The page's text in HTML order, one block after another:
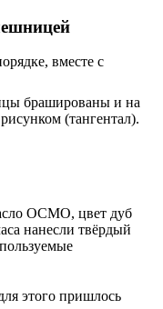
вместе с
брашированы и на
(тангентал).
ОСМО, цвет дуб
нанесли твёрдый
этого пришлось